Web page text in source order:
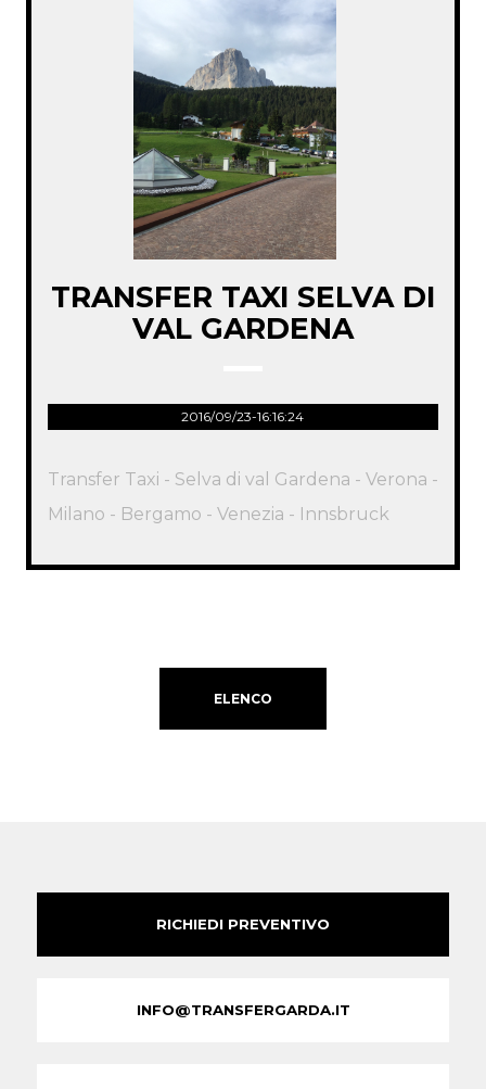
TRANSFER TAXI SELVA DI
VAL GARDENA
2016/09/23-16:16:24
Transfer Taxi - Selva di val Gardena - Verona -
Milano - Bergamo - Venezia - Innsbruck
ELENCO
RICHIEDI PREVENTIVO
INFO@TRANSFERGARDA.IT